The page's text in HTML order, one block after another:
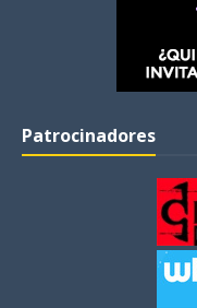
Patrocinadores